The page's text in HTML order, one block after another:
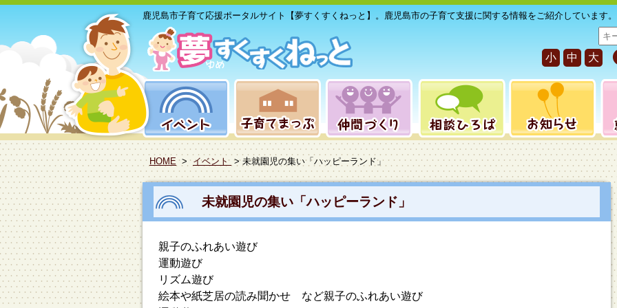
鹿児島市子育て応援ポータルサイト【夢すくすくねっと】。鹿児島市の子育て支援に関する情報をご紹介しています。
サ
イ
ト
内
小 中 大
HOME > イベント > 未就園児の集い「ハッピーランド」
未就園児の集い「ハッピーランド」
親子のふれあい遊び
運動遊び
リズム遊び
絵本や紙芝居の読み聞かせ など親子のふれあい遊び